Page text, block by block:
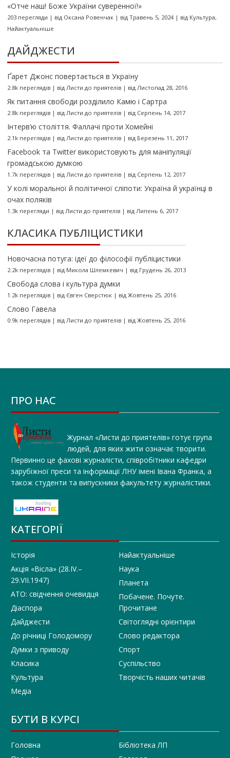
«Отче наш! Боже України суверенної!»
203 перегляди | від Оксана Ровенчак| від Травень 5, 2024| від Культура,
Найактуальніше
ДАЙДЖЕСТИ
Ґарет Джонс повертається в Україну
2.8k переглядів| від Листи до приятелів| від Листопад 28, 2016
Як питання свободи розділило Камю і Сартра
2.8k переглядів| від Листи до приятелів| від Серпень 14, 2017
Інтерв’ю століття. Фаллачі проти Хомейні
2.1k переглядів| від Листи до приятелів| від Березень 11, 2017
Facebook та Twitter використовують для маніпуляції
громадською думкою
1.7k переглядів| від Листи до приятелів| від Серпень 12, 2017
У колі моральної й політичної сліпоти: Україна й українці в
очах поляків
1.3k перегляди | від Листи до приятелів| від Липень 6, 2017
КЛАСИКА ПУБЛІЦИСТИКИ
Новочасна потуга: ідеї до філософії публіцистики
2.2k переглядів| від Микола Шлемкевич | від Грудень 26, 2013
Свобода слова і культура думки
1.2k переглядів| від Євген Сверстюк| від Жовтень 25, 2016
Слово Гавела
0.9k переглядів| від Листи до приятелів| від Жовтень 25, 2016
ПРО НАС
Журнал «Листи до приятелів» готує група
людей, для яких жити означає творити.
Первинно це фахові журналісти, співробітники кафедри
зарубіжної преси та інформації ЛНУ імені Івана Франка, а
також студенти та випускники факультету журналістики.
КАТЕГОРІЇ
Історія
Акція «Вісла» (28.IV.–
29.VII.1947)
АТО: свідчення очевидця
Діаспора
Дайджести
До річниці Голодомору
Думки з приводу
Класика
Культура
Медіа
Найактуальніше
Наука
Планета
Побачене. Почуте.
Прочитане
Світоглядні орієнтири
Слово редактора
Спорт
Суспільство
Творчість наших читачів
БУТИ В КУРСІ
Головна
Бібліотека ЛП